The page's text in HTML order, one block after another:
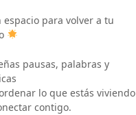
espacio para volver a tu
pausas, palabras y
lo que estás viviendo
contigo.